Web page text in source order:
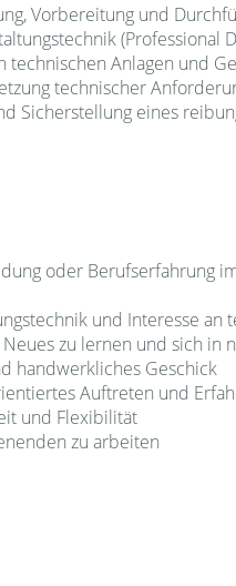
Vorbereitung und
(Professional
technischen Anlagen und
technischer
Sicherstellung eines
oder Berufserfahrung
und Interesse an
zu lernen und sich in
handwerkliches Geschick
Auftreten und
und Flexibilität
zu arbeiten